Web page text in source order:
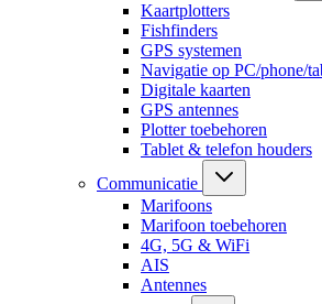
Kaartplotters
Fishfinders
GPS systemen
Navigatie op PC/phone/
Digitale kaarten
GPS antennes
Plotter toebehoren
Tablet & telefon houders
Communicatie
Marifoons
Marifoon toebehoren
4G, 5G & WiFi
AIS
Antennes